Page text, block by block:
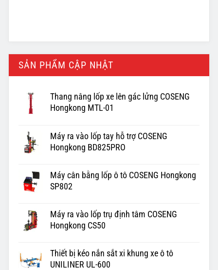
SẢN PHẨM CẬP NHẬT
Thang nâng lốp xe lên gác lửng COSENG
Hongkong MTL-01
Máy ra vào lốp tay hỗ trợ COSENG
Hongkong BD825PRO
Máy cân bằng lốp ô tô COSENG Hongkong
SP802
Máy ra vào lốp trụ định tâm COSENG
Hongkong CS50
Thiết bị kéo nắn sắt xi khung xe ô tô
UNILINER UL-600